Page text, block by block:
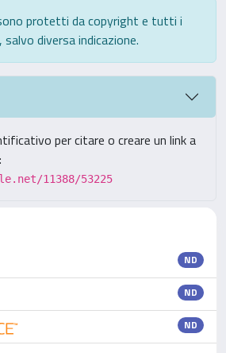
protetti da copyright e tutti i
diversa indicazione.
per citare o creare un link a
11388/53225
ND
ND
ND